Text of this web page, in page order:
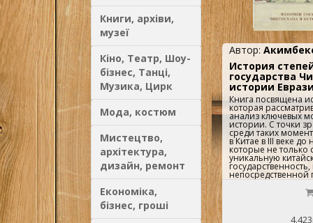
Книги, архіви,
музеї
Кіно, Театр, Шоу-
бізнес, Танці,
Музика, Цирк
Мода, костюм
Мистецтво,
архітектура,
дизайн, ремонт
Економіка,
бізнес, гроші
Автор:
История
государства
истории
Книга посвящена
которая
анализ ключевых
истории. С точки
среди таких
в Китае в III веке
которые не только
уникальную
появления
степном
значение для
расположенная за